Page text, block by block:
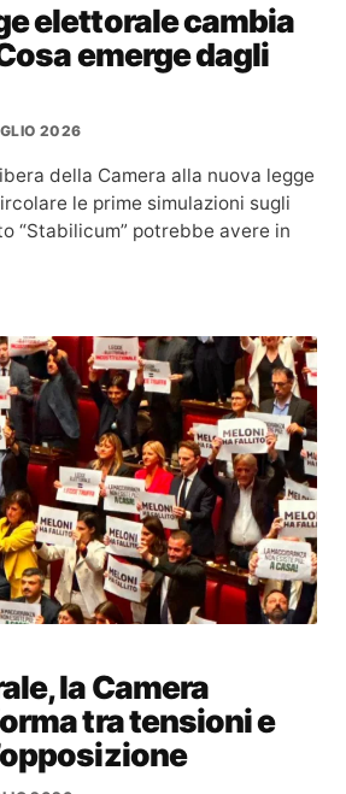
elettorale cambia
emerge dagli
2026
della Camera alla nuova legge
le prime simulazioni sugli
“Stabilicum” potrebbe avere in
la Camera
tra tensioni e